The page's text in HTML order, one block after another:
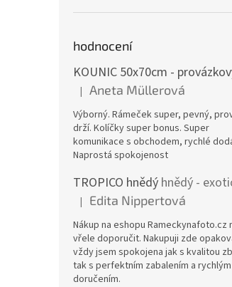
hodnocení
Hodnocení produktu je 5 z 5 hvězdiček.
| Aneta Müllerová
Výborný. Rámeček super, pevný,
drží. Kolíčky super bonus. Super
komunikace s obchodem, rychlé
Naprostá spokojenost
TROPICO hnědý hnědý - exotické
Hodnocení produktu je 5 z 5 hvězdiček.
| Edita Nippertová
Nákup na eshopu Rameckynafoto.cz
vřele doporučit. Nakupuji zde
vždy jsem spokojena jak s kvalitou
tak s perfektním zabalením a rychlým
doručením.